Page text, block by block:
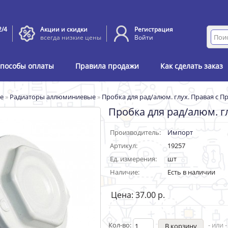
4
Акции и скидки
всегда низкие цены
Регистрация
Войти
оплаты Правила продажи Как сделать заказ
» Радиаторы аллюминиевые » Пробка для рад/алюм. глух. Правая с
Пробка для рад/алюм.
Производитель:
Импорт
Артикул:
19257
Ед. измерения:
шт
Наличие:
Есть в наличии
Цена: 37.00 р.
Кол-во: - или